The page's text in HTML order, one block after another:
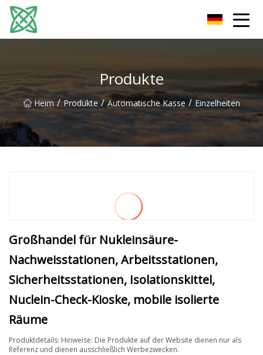
Produkte
Heim / Produkte / Automatische Kasse / Einzelheiten
Großhandel für Nukleinsäure-
Nachweisstationen, Arbeitsstationen,
Sicherheitsstationen, Isolationskittel,
Nuclein-Check-Kioske, mobile isolierte
Räume
Produktdetails: Hinweise: Die Produkte auf der Website dienen nur als
Referenz und dienen ausschließlich Werbezwecken.